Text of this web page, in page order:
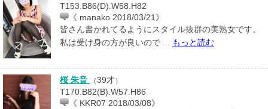
T153.B86(D).W58.H82
《 manako 2018/03/21》
皆さん書かれてるようにスタイル抜群の美熟女です。
私は受け身の方が良いので ... もっと読む
桜 朱音 （39才）
T170.B82(B).W57.H86
《 KKR07 2018/03/08》